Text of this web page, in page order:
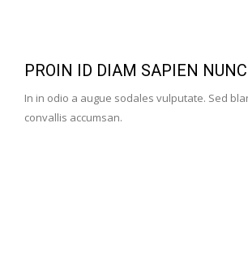
PROIN ID DIAM SAPIEN NUNC
In in odio a augue sodales vulputate. Sed
convallis accumsan.